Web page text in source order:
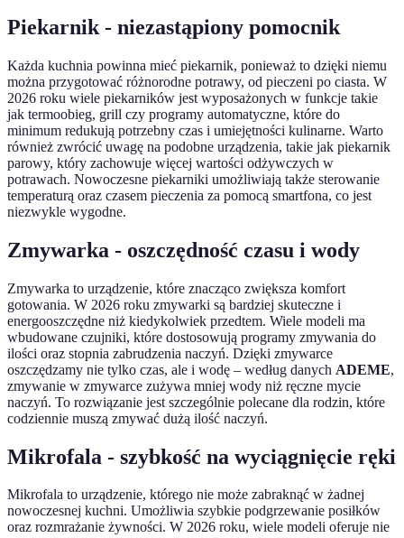
Piekarnik - niezastąpiony pomocnik
Każda kuchnia powinna mieć piekarnik, ponieważ to dzięki niemu
można przygotować różnorodne potrawy, od pieczeni po ciasta. W
2026 roku wiele piekarników jest wyposażonych w funkcje takie
jak termoobieg, grill czy programy automatyczne, które do
minimum redukują potrzebny czas i umiejętności kulinarne. Warto
również zwrócić uwagę na podobne urządzenia, takie jak piekarnik
parowy, który zachowuje więcej wartości odżywczych w
potrawach. Nowoczesne piekarniki umożliwiają także sterowanie
temperaturą oraz czasem pieczenia za pomocą smartfona, co jest
niezwykle wygodne.
Zmywarka - oszczędność czasu i wody
Zmywarka to urządzenie, które znacząco zwiększa komfort
gotowania. W 2026 roku zmywarki są bardziej skuteczne i
energooszczędne niż kiedykolwiek przedtem. Wiele modeli ma
wbudowane czujniki, które dostosowują programy zmywania do
ilości oraz stopnia zabrudzenia naczyń. Dzięki zmywarce
oszczędzamy nie tylko czas, ale i wodę – według danych ADEME,
zmywanie w zmywarce zużywa mniej wody niż ręczne mycie
naczyń. To rozwiązanie jest szczególnie polecane dla rodzin, które
codziennie muszą zmywać dużą ilość naczyń.
Mikrofala - szybkość na wyciągnięcie ręki
Mikrofala to urządzenie, którego nie może zabraknąć w żadnej
nowoczesnej kuchni. Umożliwia szybkie podgrzewanie posiłków
oraz rozmrażanie żywności. W 2026 roku, wiele modeli oferuje nie